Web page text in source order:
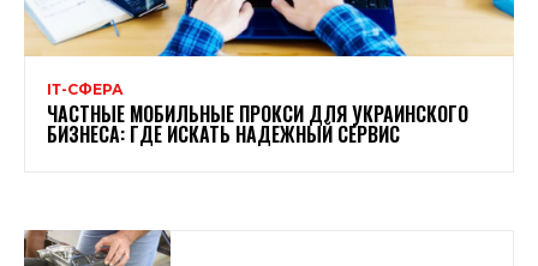
ІТ-СФЕРА
ЧАСТНЫЕ МОБИЛЬНЫЕ ПРОКСИ ДЛЯ УКРАИНСКОГО
БИЗНЕСА: ГДЕ ИСКАТЬ НАДЕЖНЫЙ СЕРВИС